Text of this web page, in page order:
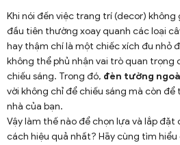
Khi nói đến việc trang trí (decor)
đầu tiên thường xoay quanh các loại
hay thậm chí là một chiếc xích đu nhỏ
không thể phủ nhận vai trò quan trọng
chiếu sáng. Trong đó, đèn tường
vời không chỉ để chiếu sáng mà còn
nhà của bạn.
Vậy làm thế nào để chọn lựa và lắp
cách hiệu quả nhất? Hãy cùng tìm hiểu